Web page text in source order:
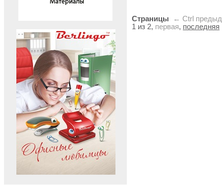
Страницы ← Ctrl
1 из 2, первая, последняя